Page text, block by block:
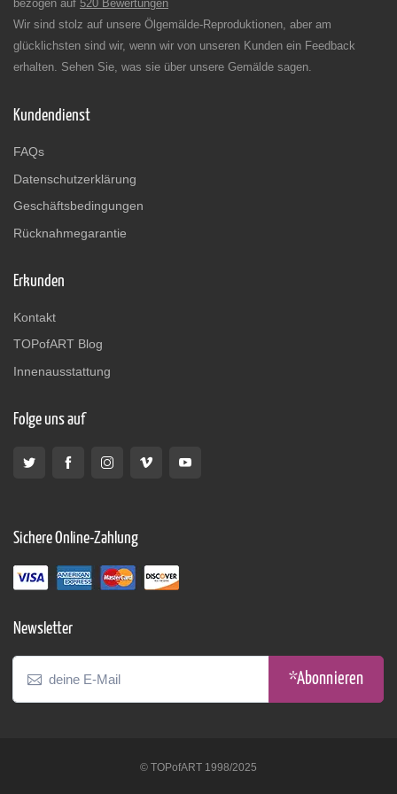
bezogen auf 520 Bewertungen
Wir sind stolz auf unsere Ölgemälde-Reproduktionen, aber am
glücklichsten sind wir, wenn wir von unseren Kunden ein Feedback
erhalten. Sehen Sie, was sie über unsere Gemälde sagen.
Kundendienst
FAQs
Datenschutzerklärung
Geschäftsbedingungen
Rücknahmegarantie
Erkunden
Kontakt
TOPofART Blog
Innenausstattung
Folge uns auf
Sichere Online-Zahlung
Newsletter
*Abonnieren
© TOPofART 1998/2025